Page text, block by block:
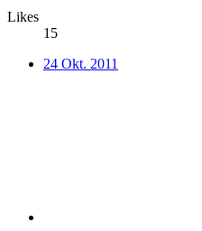
Likes
15
24 Okt. 2011